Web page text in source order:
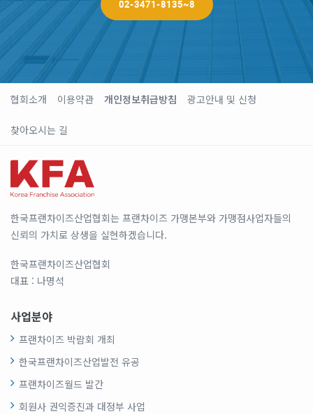
02-3471-8135~8
협회소개 이용약관 개인정보취급방침 광고안내 및 신청
찾아오시는 길
한국프랜차이즈산업협회는 프랜차이즈 가맹본부와 가맹점사업자들의
신뢰의 가치로 상생을 실현하겠습니다.
한국프랜차이즈산업협회
대표 : 나명석
사업분야
프랜차이즈 박람회 개최
한국프랜차이즈산업발전 유공
프랜차이즈월드 발간
회원사 권익증진과 대정부 사업